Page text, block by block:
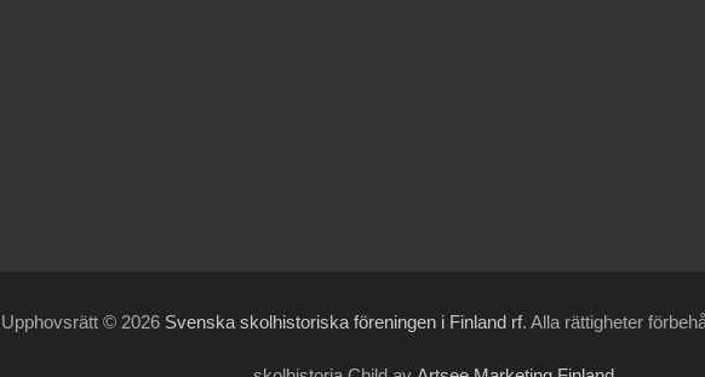
Upphovsrätt © 2026 Svenska skolhistoriska föreningen i Finland rf. Alla rättigheter